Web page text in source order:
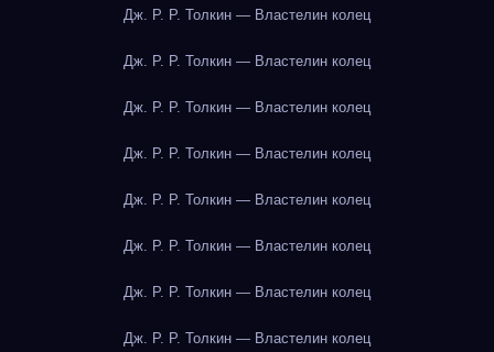
Дж. Р. Р. Толкин — Властелин колец
Дж. Р. Р. Толкин — Властелин колец
Дж. Р. Р. Толкин — Властелин колец
Дж. Р. Р. Толкин — Властелин колец
Дж. Р. Р. Толкин — Властелин колец
Дж. Р. Р. Толкин — Властелин колец
Дж. Р. Р. Толкин — Властелин колец
Дж. Р. Р. Толкин — Властелин колец